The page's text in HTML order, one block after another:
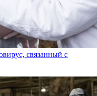
связанный с